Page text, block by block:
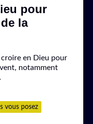
pour
la
croire en Dieu pour
notamment
vous posez